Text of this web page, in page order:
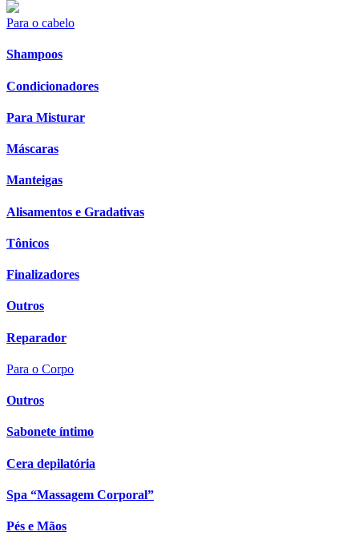
Para o cabelo
Shampoos
Condicionadores
Para Misturar
Máscaras
Manteigas
Alisamentos e Gradativas
Tônicos
Finalizadores
Outros
Reparador
Para o Corpo
Outros
Sabonete íntimo
Cera depilatória
Spa “Massagem Corporal”
Pés e Mãos